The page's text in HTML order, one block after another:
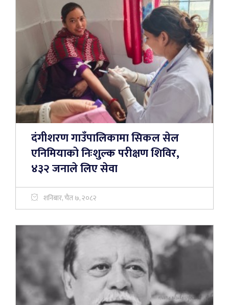
दंगीशरण गाउँपालिकामा सिकल सेल
एनिमियाको निःशुल्क परीक्षण शिविर,
४३२ जनाले लिए सेवा
शनिबार, चैत ७, २०८२